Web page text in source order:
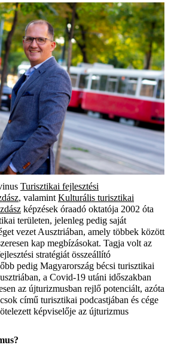
Turisztikai fejlesztési
, valamint Kulturális turisztikai
képzések óraadó oktatója 2002 óta
területen, jelenleg pedig saját
vezet Ausztriában, amely többek között
kap megbízásokat. Tagja volt az
stratégiát összeállító
pedig Magyarország bécsi turisztikai
, a Covid-19 utáni időszakban
az újturizmusban rejlő potenciált, azóta
című turisztikai podcastjában és cége
képviselője az újturizmus